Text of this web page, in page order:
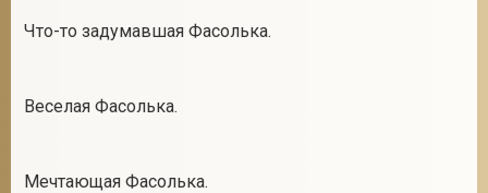
Что-то задумавшая Фасолька.
Веселая Фасолька.
Мечтающая Фасолька.